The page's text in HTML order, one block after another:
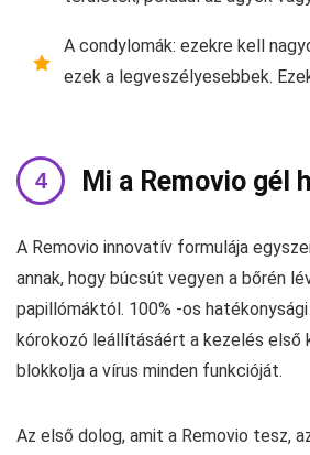
A condylomák: ezekre kell
ezek a legveszélyesebbek.
Mi a Removio gél
A Removio innovatív formulája
annak, hogy búcsút vegyen a bőrén
papillómáktól. 100% -os
kórokozó leállításáért a kezelés első
blokkolja a vírus minden funkcióját.
Az első dolog, amit a Removio tesz,